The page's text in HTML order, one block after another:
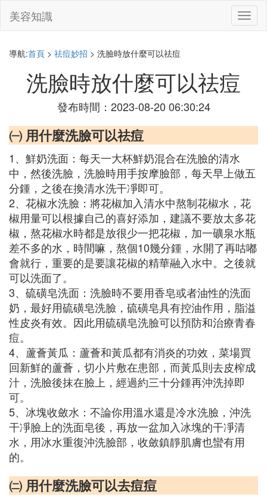
切
換
美容知識
導航:首頁 > 祛痘妙招 > 洗臉時放什麼可以祛痘
洗臉時放什麼可以祛痘
發布時間：2023-08-20 06:30:24
㈠ 用什麼洗臉可以祛痘
1、鮮奶洗面：每天一大杯鮮奶混合在洗臉的清水
中，然後洗臉，洗臉時用手按摩臉部，每天早上做五
分鍾，之後在換清水洗干凈即可。
2、花椒水洗臉：將花椒加入清水中熬制花椒水，花
椒用量可以根據自己的喜好添加，建議不要放太多花
椒，熬花椒水時都是放很少一把花椒，加一礦泉水瓶
差不多的水，時間嘛，熬個10幾分鍾，水開了再咕嘟
會就行，重要的是要讓花椒的精華融入水中。之後就
可以洗面了。
3、硫磺皂洗面：洗臉時不要用香皂或者油性的洗面
奶，最好用硫磺皂洗臉，硫磺皂具有控油作用，脂溢
性皮炎有效。因此用硫磺皂洗臉可以預防和治療青春
痘。
4、蘆薈黃瓜：蘆薈和黃瓜都有消炎的功效，菜場買
回新鮮的蘆薈，切小片敷在患部，而黃瓜則去皮榨成
汁，洗臉後抹在臉上，經過約三十分鍾再沖洗掉即
可。
5、冰塊收斂水：不論你用溫水還是冷水洗臉，沖洗
干凈臉上的洗面皂後，再放一盆加入冰塊的干凈清
水，用冰水重復沖洗臉部，收斂鎮靜肌膚也蠻有用
的。
㈡ 用什麼洗臉可以去痘痘